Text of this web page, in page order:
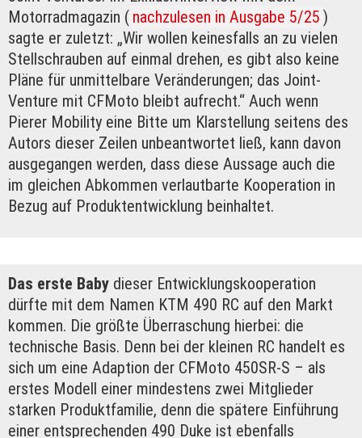
Motorradmagazin ( nachzulesen in Ausgabe 5/25 )
sagte er zuletzt: „Wir wollen keinesfalls an zu vielen
Stellschrauben auf einmal drehen, es gibt also keine
Pläne für unmittelbare Veränderungen; das Joint-
Venture mit CFMoto bleibt aufrecht.“ Auch wenn
Pierer Mobility eine Bitte um Klarstellung seitens des
Autors dieser Zeilen unbeantwortet ließ, kann davon
ausgegangen werden, dass diese Aussage auch die
im gleichen Abkommen verlautbarte Kooperation in
Bezug auf Produktentwicklung beinhaltet.
Das erste Baby dieser Entwicklungskooperation
dürfte mit dem Namen KTM 490 RC auf den Markt
kommen. Die größte Überraschung hierbei: die
technische Basis. Denn bei der kleinen RC handelt es
sich um eine Adaption der CFMoto 450SR-S – als
erstes Modell einer mindestens zwei Mitglieder
starken Produktfamilie, denn die spätere Einführung
einer entsprechenden 490 Duke ist ebenfalls